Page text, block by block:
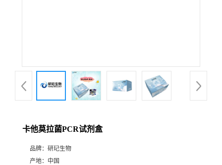
卡他莫拉菌PCR试剂盒
品牌： 研玘生物
产地： 中国